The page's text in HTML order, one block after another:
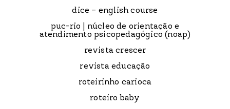
dice – english course
puc-rio | núcleo de orientação e
atendimento psicopedagógico (noap)
revista crescer
revista educação
roteirinho carioca
roteiro baby